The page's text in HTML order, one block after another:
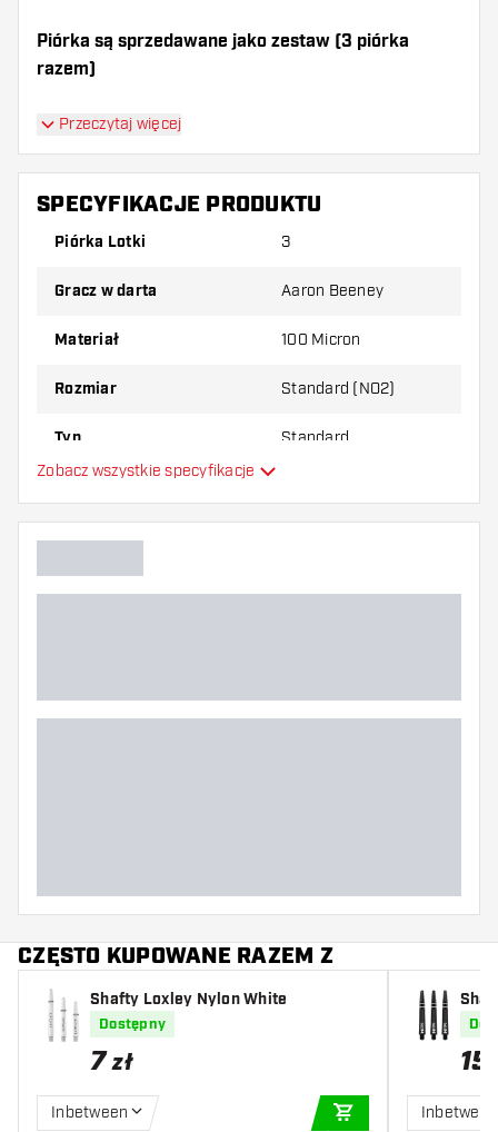
Piórka są sprzedawane jako zestaw (3 piórka
razem)
Dartshopper tip!
Upewnij się, że masz pod ręką dużo piórek i
shaftów. Mogą one zostać uszkodzone lub
Wypróbuj inny kształt, materiał lub grubość
najbardziej Ci odpowiada!
Przeczytaj więcej
SPECYFIKACJE PRODUKTU
Piórka Lotki 3
Gracz w darta Aaron Beeney
Materiał 100 Micron
Rozmiar Standard (NO2)
Typ Standard
Główny kolor
Zobacz wszystkie specyfikacje
CZĘSTO KUPOWANE RAZEM Z
Shafty Loxley Nylon White
Dostępny
7 zł
Inbetween
DODAJ DO
15
Inbetween